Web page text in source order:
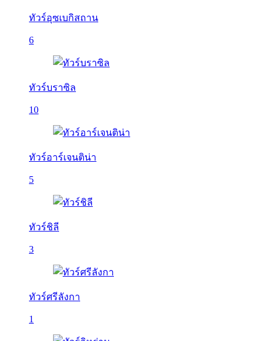
ทัวร์อุซเบกิสถาน
6
ทัวร์บราซิล
10
ทัวร์อาร์เจนติน่า
5
ทัวร์ชิลี
3
ทัวร์ศรีลังกา
1